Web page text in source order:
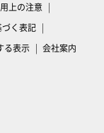
上の注意
く表記
る表示 会社案内